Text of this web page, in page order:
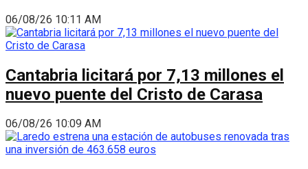
06/08/26 10:11 AM
Cantabria licitará por 7,13 millones el
nuevo puente del Cristo de Carasa
06/08/26 10:09 AM